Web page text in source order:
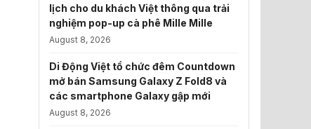
lịch cho du khách Việt thông qua trải
nghiệm pop-up cà phê Mille Mille
August 8, 2026
Di Động Việt tổ chức đêm Countdown
mở bán Samsung Galaxy Z Fold8 và
các smartphone Galaxy gập mới
August 8, 2026